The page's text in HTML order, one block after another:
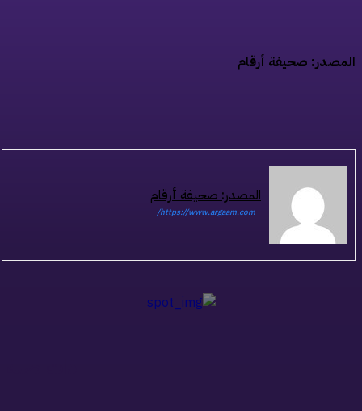
صحيفة أرقام
المصدر: صحيفة أرقام
https://www.argaam.com/